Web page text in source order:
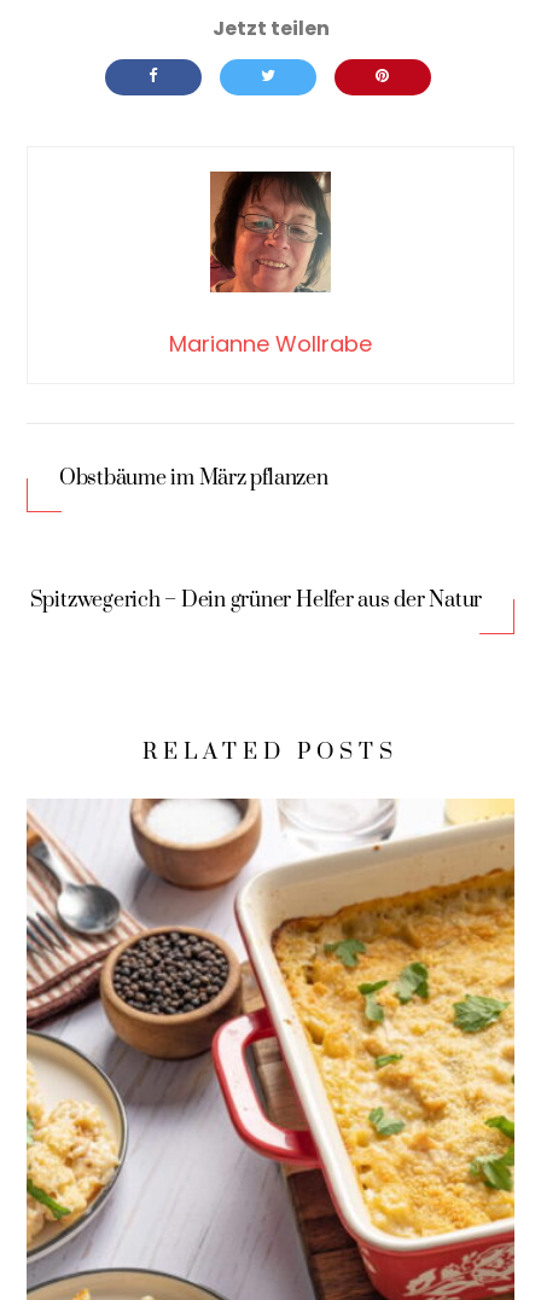
Marianne Wollrabe
Obstbäume im März pflanzen
Spitzwegerich – Dein grüner Helfer aus der Natur
RELATED POSTS